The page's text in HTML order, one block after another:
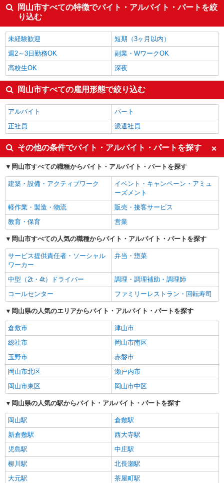
岡山市すべての特徴でバイト・アルバイト・パートを絞
り込む
未経験歓迎
短期（3ヶ月以内）
週2～3日勤務OK
副業・WワークOK
高校生OK
深夜
岡山市すべての雇用形態で絞り込む
アルバイト
パート
正社員
派遣社員
その他の条件でバイト・アルバイト・パートを探す
岡山市すべての職種からバイト・アルバイト・パートを探す
建築・設備・アクティブワーク
イベント・キャンペーン・アミュ
ーズメント
軽作業・製造・物流
販売・接客サービス
教育・保育
営業
岡山市すべての人気の職種からバイト・アルバイト・パートを探す
サービス提供責任者・ソーシャル
ワーカー
弁当・惣菜
中型（2t・4t）ドライバー
調理・調理補助・調理師
コールセンター
ファミリーレストラン・回転寿司
岡山県の人気のエリアからバイト・アルバイト・パートを探す
倉敷市
津山市
総社市
岡山市南区
玉野市
赤磐市
岡山市北区
瀬戸内市
岡山市東区
岡山市中区
岡山県の人気の駅からバイト・アルバイト・パートを探す
岡山駅
倉敷駅
新倉敷駅
西大寺駅
児島駅
中庄駅
柳川駅
北長瀬駅
大元駅
茶屋町駅